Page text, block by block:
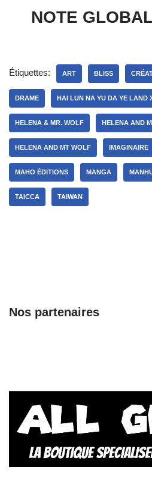
NOTE
Étiquettes: ART BLISS
DRAME HAI LUN NA YU DA YE LAND
HELENA & MR. WOLF HELENA AND
HELENA AND MT WOLF IMAGINAIRE
MAHO ÉDITIONS MANGA
TAICCA TAIWAN
Nos partenaires